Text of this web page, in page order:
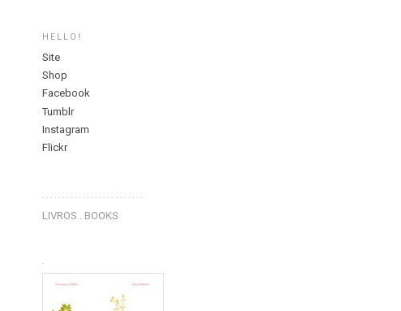
HELLO!
Site
Shop
Facebook
Tumblr
Instagram
Flickr
.........................
LIVROS . BOOKS